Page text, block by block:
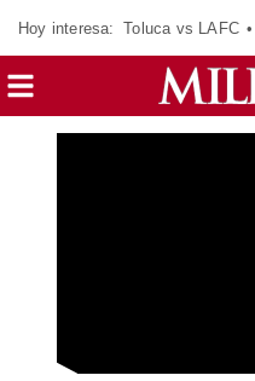
Hoy interesa: Toluca vs LAFC